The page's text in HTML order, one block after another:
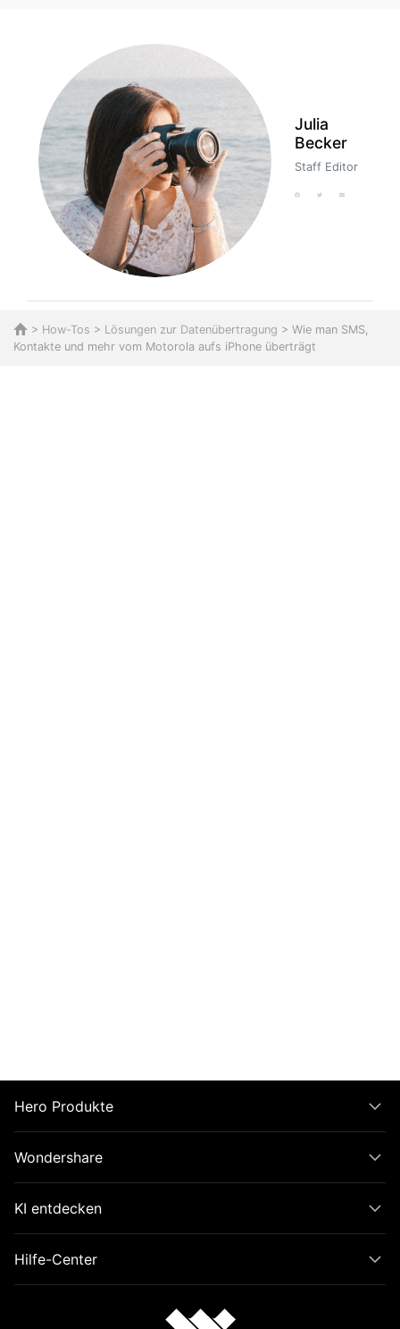
Julia
Becker
Staff Editor
> How-Tos > Lösungen zur Datenübertragung > Wie man SMS,
Kontakte und mehr vom Motorola aufs iPhone überträgt
Hero Produkte
Wondershare
KI entdecken
Hilfe-Center